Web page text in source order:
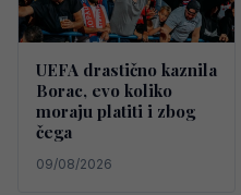
UEFA drastično kaznila
Borac, evo koliko
moraju platiti i zbog
čega
09/08/2026